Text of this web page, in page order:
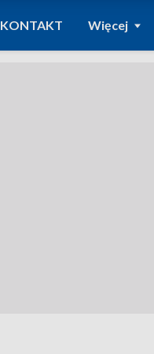
KONTAKT Więcej